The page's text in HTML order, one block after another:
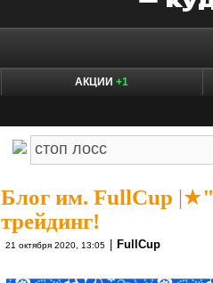
АКЦИИ +1
Блог им. FullCup |
трейдинг!
21 октября 2020, 13:05 FullCup